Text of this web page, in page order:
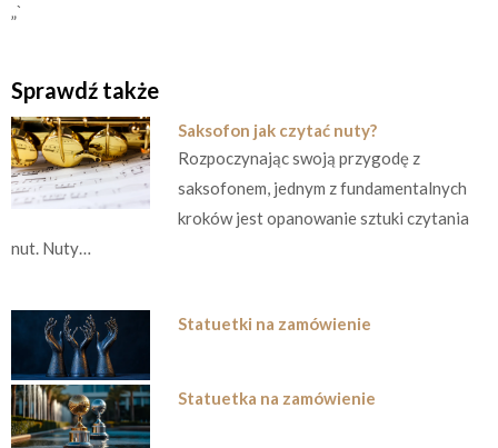
„`
Sprawdź także
Saksofon jak czytać nuty?
Rozpoczynając swoją przygodę z
saksofonem, jednym z fundamentalnych
kroków jest opanowanie sztuki czytania
nut. Nuty…
Statuetki na zamówienie
Statuetka na zamówienie